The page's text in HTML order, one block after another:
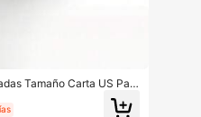
Tamaño Carta US Pap
Portátil Papel para Impr
Imprescindible